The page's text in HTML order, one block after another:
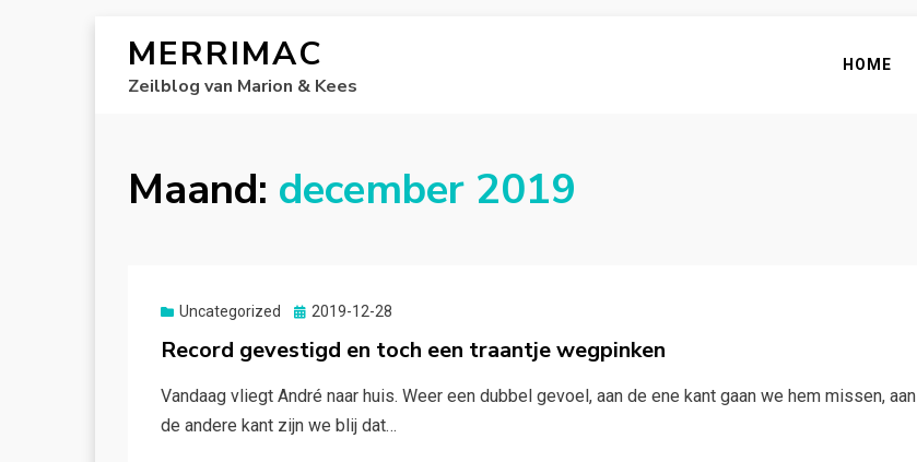
MERRIMAC
Zeilblog van Marion & Kees
HOME
Maand: december 2019
Uncategorized
Gepubliceerd
2019-12-28
Record gevestigd en toch een traantje wegpinken
Vandaag vliegt André naar huis. Weer een dubbel gevoel, aan de ene kant gaan we hem missen, aan
de andere kant zijn we blij dat…